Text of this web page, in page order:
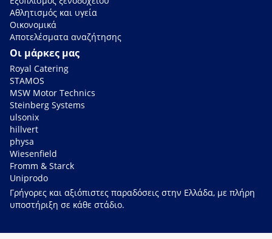
Αθλητισμός και υγεία
Οικονομικά
Αποτελέσματα αναζήτησης
Οι μάρκες μας
Royal Catering
STAMOS
MSW Motor Technics
Steinberg Systems
ulsonix
hillvert
physa
Wiesenfield
Fromm & Starck
Uniprodo
Γρήγορες και αξιόπιστες παραδόσεις στην Ελλάδα, με πλήρη
υποστήριξη σε κάθε στάδιο.